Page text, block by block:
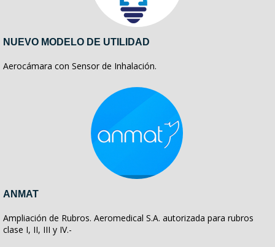
NUEVO MODELO DE UTILIDAD
Aerocámara con Sensor de Inhalación.
ANMAT
Ampliación de Rubros. Aeromedical S.A. autorizada para rubros
clase I, II, III y IV.-